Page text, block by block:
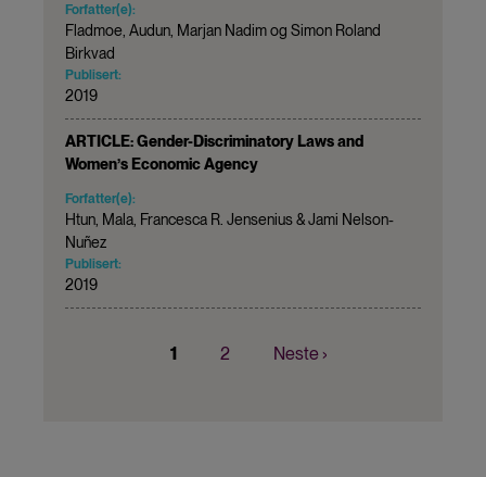
Forfatter(e):
Fladmoe, Audun, Marjan Nadim og Simon Roland
Birkvad
Publisert:
2019
ARTICLE: Gender-Discriminatory Laws and
Women’s Economic Agency
Forfatter(e):
Htun, Mala, Francesca R. Jensenius & Jami Nelson-
Nuñez
Publisert:
2019
Nåværende
1 Page
2
Neste
Neste ›